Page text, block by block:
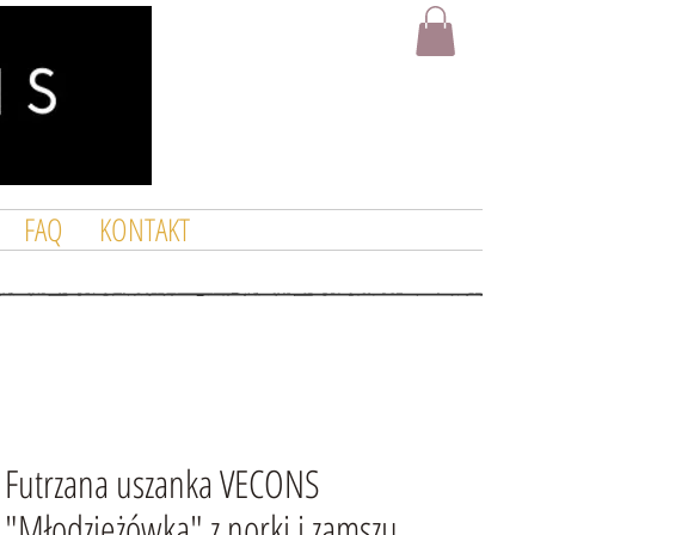
FAQ KONTAKT
Futrzana uszanka VECONS